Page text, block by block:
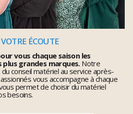
ÉCOUTE
vous chaque saison les
plus grandes marques.Notre
conseil matériel au service après-
vous accompagne à chaque
permet de choisir du matériel
besoins.